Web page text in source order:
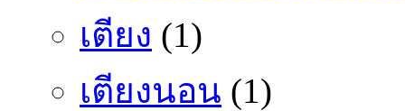
เตียง (1)
เตียงนอน (1)